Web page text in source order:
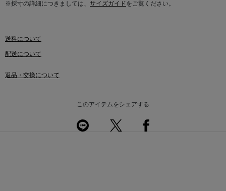
※採寸の詳細につきましては、 サイズガイドをご覧ください。
送料について
配送について
返品・交換について
このアイテムをシェアする